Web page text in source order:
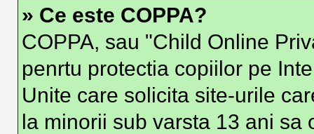
» Ce este COPPA?
COPPA, sau "Child Online
penrtu protectia copiilor pe
Unite care solicita site-urile
la minorii sub varsta 13 ani sa